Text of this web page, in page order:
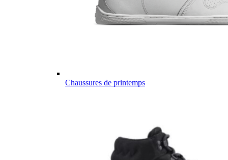
Chaussures de printemps